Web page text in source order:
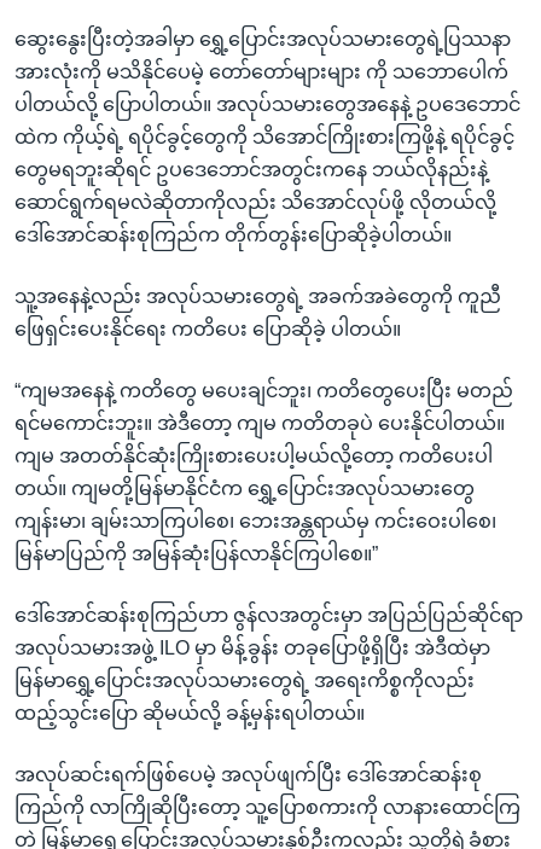
ဆွေးနွေးပြီးတဲ့အခါမှာ ရွှေ့ပြောင်းအလုပ်သမားတွေရဲ့ပြဿနာ
အားလုံးကို မသိနိုင်ပေမဲ့ တော်တော်များများ ကို သဘောပေါက်
ပါတယ်လို့ ပြောပါတယ်။ အလုပ်သမားတွေအနေနဲ့ ဥပဒေဘောင်
ထဲက ကိုယ့်ရဲ့ ရပိုင်ခွင့်တွေကို သိအောင်ကြိုးစားကြဖို့နဲ့ ရပိုင်ခွင့်
တွေမရဘူးဆိုရင် ဥပဒေဘောင်အတွင်းကနေ ဘယ်လိုနည်းနဲ့
ဆောင်ရွက်ရမလဲဆိုတာကိုလည်း သိအောင်လုပ်ဖို့ လိုတယ်လို့
ဒေါ်အောင်ဆန်းစုကြည်က တိုက်တွန်းပြောဆိုခဲ့ပါတယ်။
သူ့အနေနဲ့လည်း အလုပ်သမားတွေရဲ့ အခက်အခဲတွေကို ကူညီ
ဖြေရှင်းပေးနိုင်ရေး ကတိပေး ပြောဆိုခဲ့ ပါတယ်။
“ကျမအနေနဲ့ ကတိတွေ မပေးချင်ဘူး၊ ကတိတွေပေးပြီး မတည်
ရင်မကောင်းဘူး။ အဲဒီတော့ ကျမ ကတိတခုပဲ ပေးနိုင်ပါတယ်။
ကျမ အတတ်နိုင်ဆုံးကြိုးစားပေးပါ့မယ်လို့တော့ ကတိပေးပါ
တယ်။ ကျမတို့မြန်မာနိုင်ငံက ရွှေ့ပြောင်းအလုပ်သမားတွေ
ကျန်းမာ၊ ချမ်းသာကြပါစေ၊ ဘေးအန္တရာယ်မှ ကင်းဝေးပါစေ၊
မြန်မာပြည်ကို အမြန်ဆုံးပြန်လာနိုင်ကြပါစေ။”
ဒေါ်အောင်ဆန်းစုကြည်ဟာ ဇွန်လအတွင်းမှာ အပြည်ပြည်ဆိုင်ရာ
အလုပ်သမားအဖွဲ့ ILO မှာ မိန့်ခွန်း တခုပြောဖို့ရှိပြီး အဲဒီထဲမှာ
မြန်မာရွှေ့ပြောင်းအလုပ်သမားတွေရဲ့ အရေးကိစ္စကိုလည်း
ထည့်သွင်းပြော ဆိုမယ်လို့ ခန့်မှန်းရပါတယ်။
အလုပ်ဆင်းရက်ဖြစ်ပေမဲ့ အလုပ်ဖျက်ပြီး ဒေါ်အောင်ဆန်းစု
ကြည်ကို လာကြိုဆိုပြီးတော့ သူ့ပြောစကားကို လာနားထောင်ကြ
တဲ့ မြန်မာရွှေ့ပြောင်းအလုပ်သမားနှစ်ဦးကလည်း သူတို့ရဲ့ခံစား